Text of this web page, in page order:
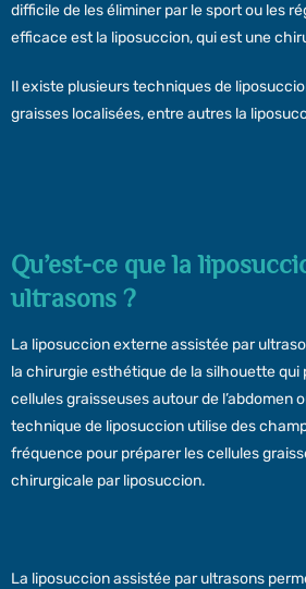
difficile de les éliminer par le sport ou les
efficace est la liposuccion, qui est une
Il existe plusieurs techniques de
graisses localisées, entre autres la
Qu’est-ce que la
ultrasons ?
La liposuccion externe assistée par
la chirurgie esthétique de la silhouette qui
cellules graisseuses autour de l’abdomen
technique de liposuccion utilise des
fréquence pour préparer les cellules
chirurgicale par liposuccion.
La liposuccion assistée par ultrasons